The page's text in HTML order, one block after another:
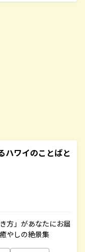
ハワイのことばと
方」があなたにお届
やしの絶景集